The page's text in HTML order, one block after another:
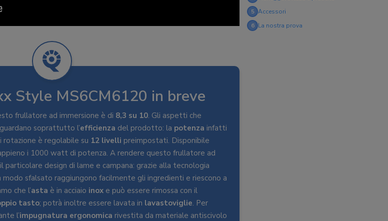
5 Accessori
6 La nostra prova
Style MS6CM6120 in breve
frullatore ad immersione è di 8,3 su 10. Gli aspetti che
soprattutto l’efficienza del prodotto: la potenza infatti
rotazione è regolabile su 12 livelli preimpostati. Disponibile
i 1000 watt di potenza. A rendere questo frullatore ad
design di lame e campana: grazie alla tecnologia
modo sfalsato raggiungono facilmente gli ingredienti e riescono a
che l’asta è in acciaio inox e può essere rimossa con il
tasto; potrà inoltre essere lavata in lavastoviglie. Per
l’impugnatura ergonomica rivestita da materiale antiscivolo